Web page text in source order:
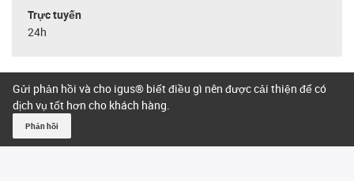
Trực tuyến
24h
Gửi phản hồi và cho igus® biết điều gì nên được cải thiện để có
dịch vụ tốt hơn cho khách hàng.
Phản hồi